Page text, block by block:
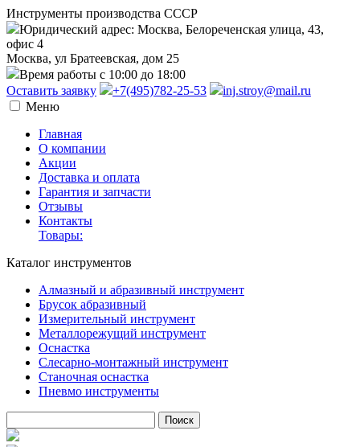
Инструменты производства СССР
Юридический адрес: Москва, Белореченская улица, 43,
офис 4
Москва, ул Братеевская, дом 25
Время работы с 10:00 до 18:00
Оставить заявку
+7(495)782-25-53
inj.stroy@mail.ru
Меню
Главная
О компании
Акции
Доставка и оплата
Гарантия и запчасти
Отзывы
Контакты
Товары:
Каталог инструментов
Алмазный и абразивный инструмент
Брусок абразивный
Измерительный инструмент
Металлорежущий инструмент
Оснастка
Слесарно-монтажный инструмент
Станочная оснастка
Пневмо инструменты